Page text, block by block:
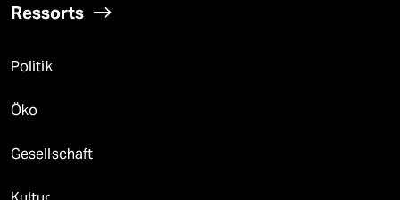
Ressorts
Politik
Öko
Gesellschaft